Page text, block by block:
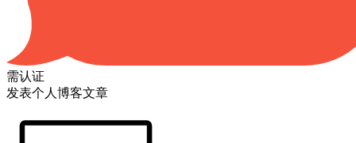
需认证
发表个人博客文章